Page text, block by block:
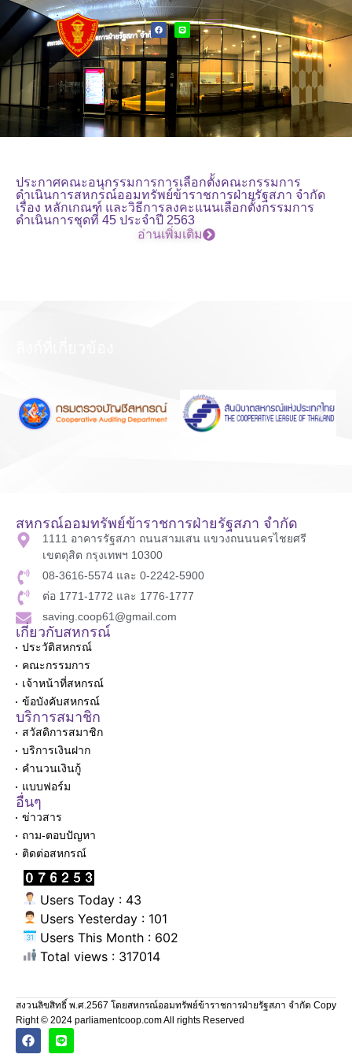
ประกาศคณะอนุกรรมการการเลือกตั้งคณะกรรมการ
ดำเนินการสหกรณ์ออมทรัพย์ข้าราชการฝ่ายรัฐสภา จำกัด
เรื่อง หลักเกณฑ์ และวิธีการลงคะแนนเลือกตั้งกรรมการ
ดำเนินการชุดที่ 45 ประจำปี 2563
อ่านเพิ่มเติม
สหกรณ์ออมทรัพย์ข้าราชการฝ่ายรัฐสภา จำกัด
1111 อาคารรัฐสภา ถนนสามเสน แขวงถนนนครไชยศรี
เขตดุสิต กรุงเทพฯ 10300
08-3616-5574 และ 0-2242-5900
ต่อ 1771-1772 และ 1776-1777
saving.coop61@gmail.com
เกี่ยวกับสหกรณ์
ประวัติสหกรณ์
คณะกรรมการ
เจ้าหน้าที่สหกรณ์
ข้อบังคับสหกรณ์
บริการสมาชิก
สวัสดิการสมาชิก
บริการเงินฝาก
คำนวนเงินกู้
แบบฟอร์ม
อื่นๆ
ข่าวสาร
ถาม-ตอบปัญหา
ติดต่อสหกรณ์
Users Today : 43
Users Yesterday : 101
Users This Month : 602
Total views : 317014
สงวนลิขสิทธิ์ พ.ศ.2567 โดยสหกรณ์ออมทรัพย์ข้าราชการฝ่ายรัฐสภา จำกัด Copy
Right © 2024 parliamentcoop.com All rights Reserved